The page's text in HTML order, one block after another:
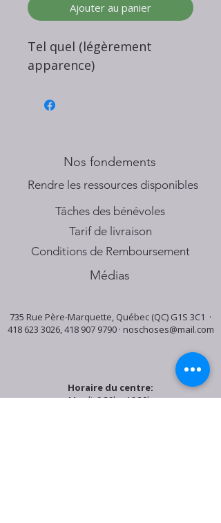
Ajouter au panier
Tel quel (légèrement
apparence)
Nos fondements
​Rendre les ressources disponibles
Tâches des bénévoles
Tarif de livraison
Conditions de Remboursement
Médias
735 Rue Père-Marquette, Québec (QC) G1S 3C1 ·
418 623 3026,418 907 9790· noschoses@mail.com
Horaire du centre:
Mardi: 9:30h - 16:30h